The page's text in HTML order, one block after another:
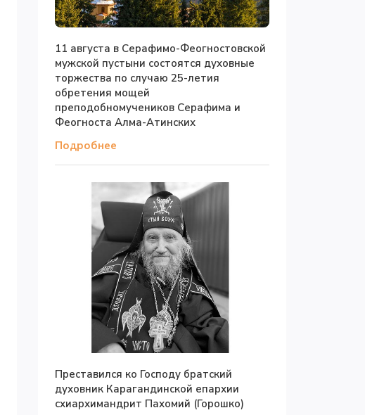
11 августа в Серафимо-Феогностовской
мужской пустыни состоятся духовные
торжества по случаю 25-летия
обретения мощей
преподобномучеников Серафима и
Феогноста Алма-Атинских
Подробнее
Преставился ко Господу братский
духовник Карагандинской епархии
схиархимандрит Пахомий (Горошко)